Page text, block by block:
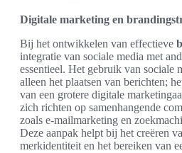
Digitale marketing en
Bij het ontwikkelen van effectieve
integratie van sociale media met
essentieel. Het gebruik van sociale
alleen het plaatsen van berichten;
van een grotere digitale
zich richten op samenhangende
zoals e-mailmarketing en
Deze aanpak helpt bij het creëren
merkidentiteit en het bereiken van